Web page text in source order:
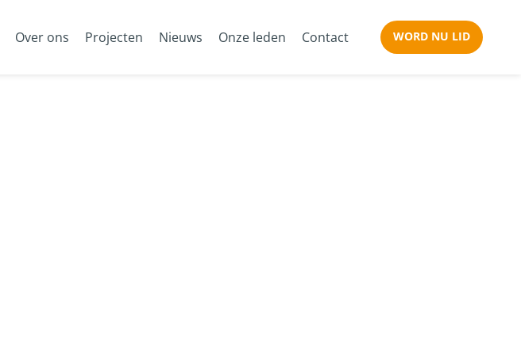
Over ons Projecten Nieuws Onze leden Contact WORD NU LID